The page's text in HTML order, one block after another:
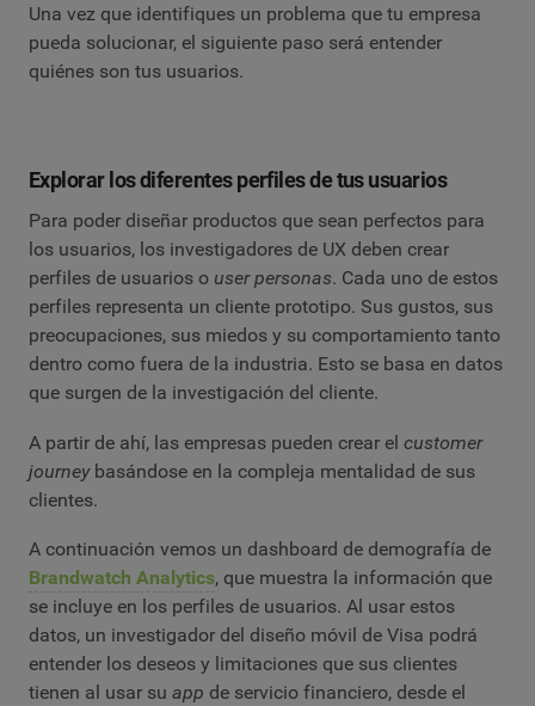
Una vez que identifiques un problema que tu empresa
pueda solucionar, el siguiente paso será entender
quiénes son tus usuarios.
Explorar los diferentes perfiles de tus usuarios
Para poder diseñar productos que sean perfectos para
los usuarios, los investigadores de UX deben crear
perfiles de usuarios o user personas. Cada uno de estos
perfiles representa un cliente prototipo. Sus gustos, sus
preocupaciones, sus miedos y su comportamiento tanto
dentro como fuera de la industria. Esto se basa en datos
que surgen de la investigación del cliente.
A partir de ahí, las empresas pueden crear el customer
journeybasándose en la compleja mentalidad de sus
clientes.
A continuación vemos un dashboard de demografía de
Brandwatch Analytics, que muestra la información que
se incluye en los perfiles de usuarios. Al usar estos
datos, un investigador del diseño móvil de Visa podrá
entender los deseos y limitaciones que sus clientes
tienen al usar su app de servicio financiero, desde el